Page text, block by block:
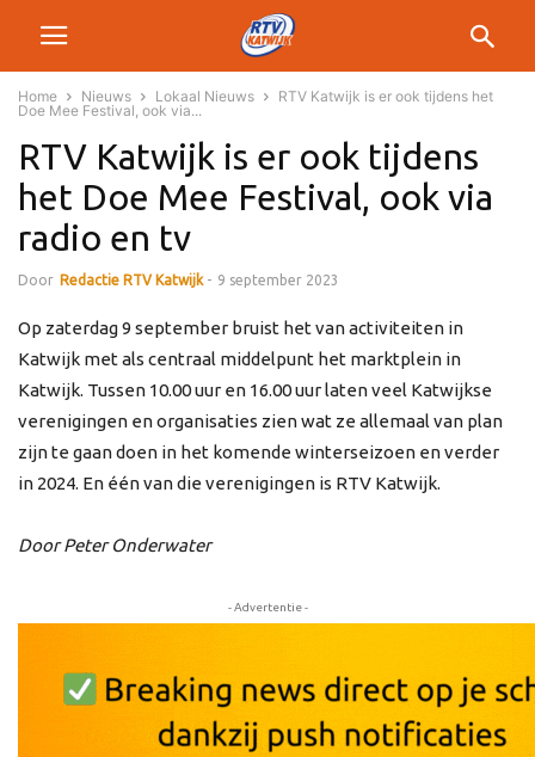
Home Nieuws Lokaal Nieuws
RTV Katwijk is er ook tijdens het
Doe Mee Festival, ook via...
RTV Katwijk is er ook tijdens
het Doe Mee Festival, ook via
radio en tv
Door Redactie RTV Katwijk - 9 september 2023
Op zaterdag 9 september bruist het van activiteiten in
Katwijk met als centraal middelpunt het marktplein in
Katwijk. Tussen 10.00 uur en 16.00 uur laten veel Katwijkse
verenigingen en organisaties zien wat ze allemaal van plan
zijn te gaan doen in het komende winterseizoen en verder
in 2024. En één van die verenigingen is RTV Katwijk.
Door Peter Onderwater
- Advertentie -